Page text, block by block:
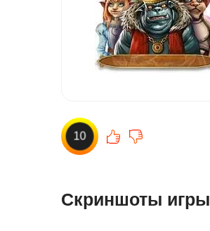
10
Скриншоты игры